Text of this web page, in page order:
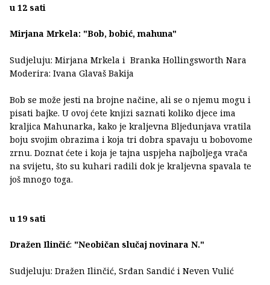
u 12 sati
Mirjana Mrkela: "Bob, bobić, mahuna"
Sudjeluju: Mirjana Mrkela i Branka Hollingsworth Nara
Moderira: Ivana Glavaš Bakija
Bob se može jesti na brojne načine, ali se o njemu mogu i
pisati bajke. U ovoj ćete knjizi saznati koliko djece ima
kraljica Mahunarka, kako je kraljevna Bljedunjava vratila
boju svojim obrazima i koja tri dobra spavaju u bobovome
zrnu. Doznat ćete i koja je tajna uspjeha najboljega vrača
na svijetu, što su kuhari radili dok je kraljevna spavala te
još mnogo toga.
u 19 sati
Dražen Ilinčić: "Neobičan slučaj novinara N."
Sudjeluju: Dražen Ilinčić, Srđan Sandić i Neven Vulić